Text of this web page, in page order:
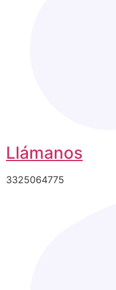
Llámanos
3325064775